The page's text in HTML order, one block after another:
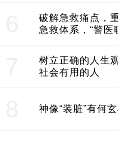
建医美产业良性
破解急救痛点，
急救体系，“警医
树立正确的人生
社会有用的人
神像“装脏”有何